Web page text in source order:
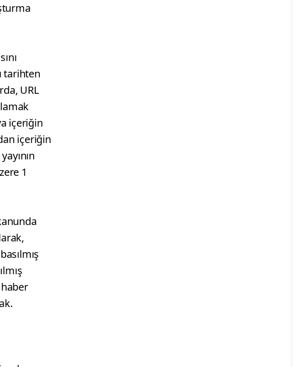
tarihten
URL
içeriğin
içeriğin
1